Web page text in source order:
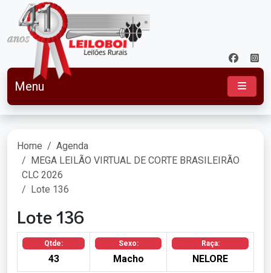
Menu
Home
Agenda
MEGA LEILÃO VIRTUAL DE CORTE BRASILEIRÃO
CLC 2026
Lote 136
Lote 136
Qtde:
43
Sexo:
Macho
Raça:
NELORE